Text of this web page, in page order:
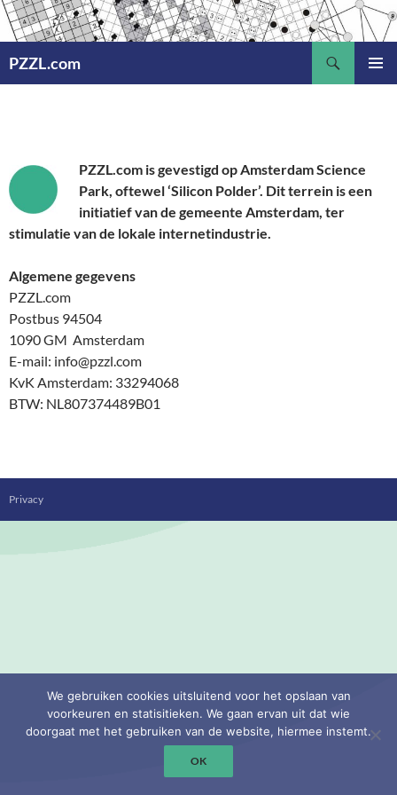
Ga
naar
inhoud
PZZL.com
PZZL.com is gevestigd op Amsterdam Science
Park, oftewel ‘Silicon Polder’. Dit terrein is een
initiatief van de gemeente Amsterdam, ter
stimulatie van de lokale internetindustrie.
Algemene gegevens
PZZL.com
Postbus 94504
1090 GM Amsterdam
E-mail: info@pzzl.com
KvK Amsterdam: 33294068
BTW: NL807374489B01
Privacy
We gebruiken cookies uitsluitend voor het opslaan van
voorkeuren en statisitieken. We gaan ervan uit dat wie
doorgaat met het gebruiken van de website, hiermee instemt.
OK